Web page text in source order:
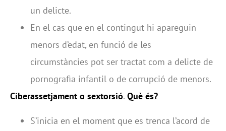
un delicte.
En el cas que en el contingut hi apareguin
menors d’edat, en funció de les
circumstàncies pot ser tractat com a delicte de
pornografia infantil o de corrupció de menors.
Ciberassetjament o sextorsió. Què és?
S’inicia en el moment que es trenca l’acord de